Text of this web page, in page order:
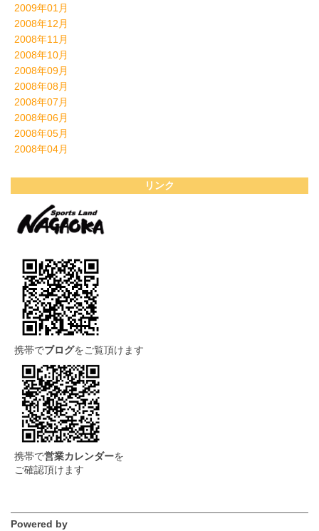
2009年01月
2008年12月
2008年11月
2008年10月
2008年09月
2008年08月
2008年07月
2008年06月
2008年05月
2008年04月
リンク
携帯でブログをご覧頂けます
携帯で営業カレンダーを
ご確認頂けます
Powered by